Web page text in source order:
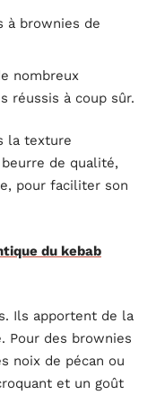
à brownies de
nombreux
réussis à coup sûr.
la texture
de qualité,
pour faciliter son
du kebab
Ils apportent de la
Pour des brownies
noix de pécan ou
et un goût